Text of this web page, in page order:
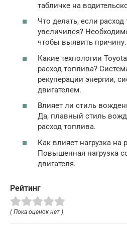
табличке на
Что делать, если
увеличился?
чтобы выявить причину.
Какие технологии
расход топлива?
рекуперации энергии,
двигателем.
Влияет ли стиль
Да, плавный стиль
расход топлива.
Как влияет нагрузка на
Повышенная нагрузка
двигателя.
Рейтинг
( Пока оценок нет )